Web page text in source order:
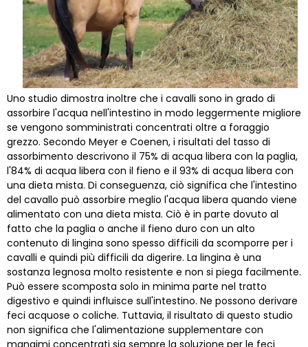
Uno studio dimostra inoltre che i cavalli sono in grado di
assorbire l'acqua nell'intestino in modo leggermente migliore
se vengono somministrati concentrati oltre a foraggio
grezzo. Secondo Meyer e Coenen, i risultati del tasso di
assorbimento descrivono il 75% di acqua libera con la paglia,
l'84% di acqua libera con il fieno e il 93% di acqua libera con
una dieta mista. Di conseguenza, ciò significa che l'intestino
del cavallo può assorbire meglio l'acqua libera quando viene
alimentato con una dieta mista. Ciò è in parte dovuto al
fatto che la paglia o anche il fieno duro con un alto
contenuto di lingina sono spesso difficili da scomporre per i
cavalli e quindi più difficili da digerire. La lingina è una
sostanza legnosa molto resistente e non si piega facilmente.
Può essere scomposta solo in minima parte nel tratto
digestivo e quindi influisce sull'intestino. Ne possono derivare
feci acquose o coliche. Tuttavia, il risultato di questo studio
non significa che l'alimentazione supplementare con
mangimi concentrati sia sempre la soluzione per le feci